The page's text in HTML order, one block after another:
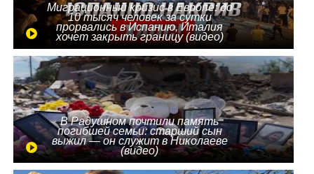
Миграционный кризис в Европе: до
10 тысяч человек за сутки
прорвались в Испанию, Италия
хочет закрыть границу (видео)
В Радушном почтили память
погибшей семьи: старший сын
выжил — он служит в Николаеве
(видео)